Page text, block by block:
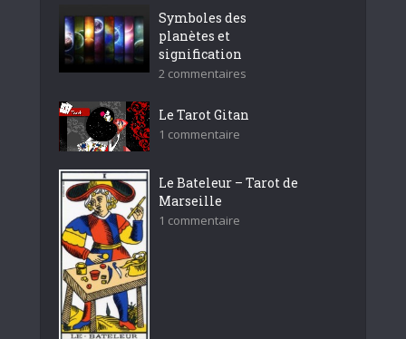
Symboles des
planètes et
signification
2 commentaires
Le Tarot Gitan
1 commentaire
Le Bateleur – Tarot de
Marseille
1 commentaire